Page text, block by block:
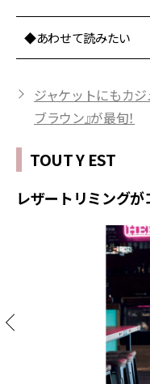
◆あわせて読みたい
ジャケットにもカ
ブラウン』が最旬！
TOUT Y EST
レザートリミング